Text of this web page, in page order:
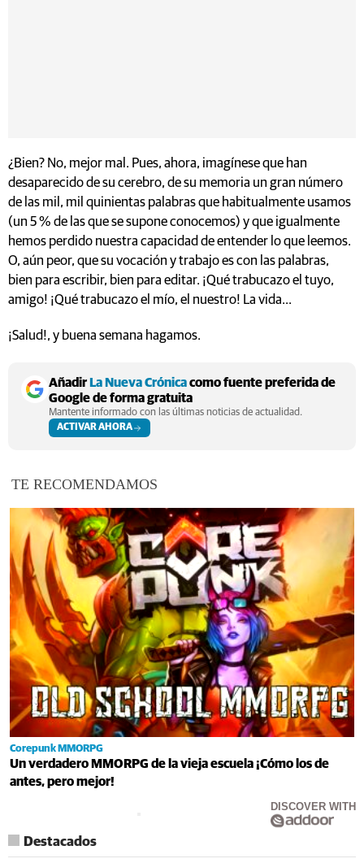
¿Bien? No, mejor mal. Pues, ahora, imagínese que han
desaparecido de su cerebro, de su memoria un gran número
de las mil, mil quinientas palabras que habitualmente usamos
(un 5 % de las que se supone conocemos) y que igualmente
hemos perdido nuestra capacidad de entender lo que leemos.
O, aún peor, que su vocación y trabajo es con las palabras,
bien para escribir, bien para editar. ¡Qué trabucazo el tuyo,
amigo! ¡Qué trabucazo el mío, el nuestro! La vida...
¡Salud!, y buena semana hagamos.
Añadir La Nueva Crónicacomo fuente preferida de
Google de forma gratuita
Mantente informado con las últimas noticias de actualidad.
ACTIVAR AHORA
TE RECOMENDAMOS
Corepunk MMORPG
Un verdadero MMORPG de la vieja escuela ¡Cómo los de
antes, pero mejor!
DISCOVER WITH
Destacados